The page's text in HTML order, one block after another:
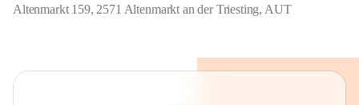
Altenmarkt 159, 2571 Altenmarkt an der Triesting, AUT